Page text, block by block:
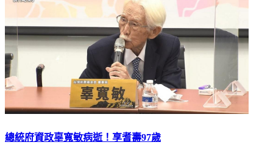
總統府資政辜寬敏病逝！享耆壽97歲